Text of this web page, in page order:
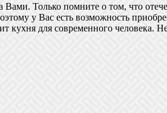
Вами. Только помните о том, что
у Вас есть возможность
кухня для современного человека.